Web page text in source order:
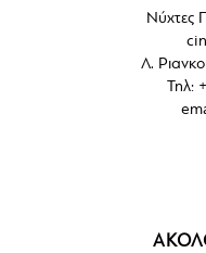
Νύχτες
Λ.
Τηλ: